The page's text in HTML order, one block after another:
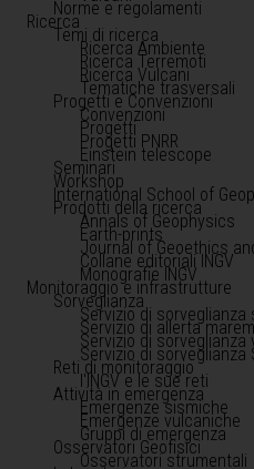
Norme e regolamenti
Ricerca
Temi di ricerca
Ricerca Ambiente
Ricerca Terremoti
Ricerca Vulcani
Tematiche trasversali
Progetti e Convenzioni
Convenzioni
Progetti
Progetti PNRR
Einstein telescope
Seminari
Workshop
International School of
Prodotti della ricerca
Annals of Geophysics
Earth-prints
Journal of Geoethics
Collane editoriali INGV
Monografie INGV
Monitoraggio e infrastrutture
Sorveglianza
Servizio di sorveglianza
Servizio di allerta
Servizio di sorveglianza
Servizio di sorveglianza
Reti di monitoraggio
l'INGV e le sue reti
Attività in emergenza
Emergenze sismiche
Emergenze vulcaniche
Gruppi di emergenza
Osservatori Geofisici
Osservatori strumentali